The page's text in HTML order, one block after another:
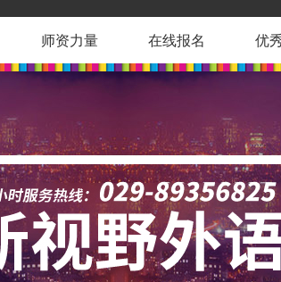
师资力量 在线报名 优